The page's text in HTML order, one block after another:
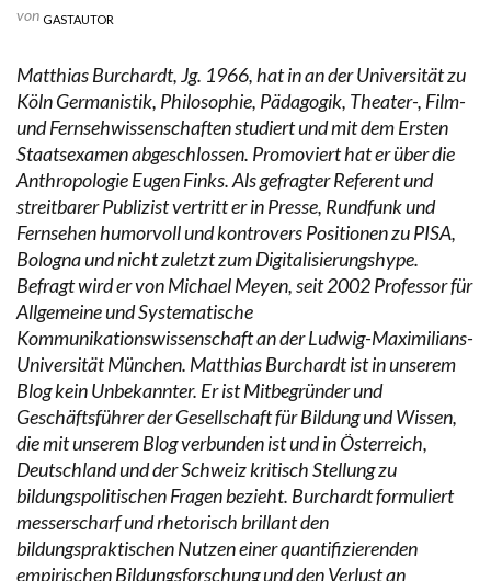
von GASTAUTOR
Matthias Burchardt, Jg. 1966, hat in an der Universität zu
Köln Germanistik, Philosophie, Pädagogik, Theater-, Film-
und Fernsehwissenschaften studiert und mit dem Ersten
Staatsexamen abgeschlossen. Promoviert hat er über die
Anthropologie Eugen Finks. Als gefragter Referent und
streitbarer Publizist vertritt er in Presse, Rundfunk und
Fernsehen humorvoll und kontrovers Positionen zu PISA,
Bologna und nicht zuletzt zum Digitalisierungshype.
Befragt wird er von Michael Meyen, seit 2002 Professor für
Allgemeine und Systematische
Kommunikationswissenschaft an der Ludwig-Maximilians-
Universität München. Matthias Burchardt ist in unserem
Blog kein Unbekannter. Er ist Mitbegründer und
Geschäftsführer der Gesellschaft für Bildung und Wissen,
die mit unserem Blog verbunden ist und in Österreich,
Deutschland und der Schweiz kritisch Stellung zu
bildungspolitischen Fragen bezieht. Burchardt formuliert
messerscharf und rhetorisch brillant den
bildungspraktischen Nutzen einer quantifizierenden
empirischen Bildungsforschung und den Verlust an